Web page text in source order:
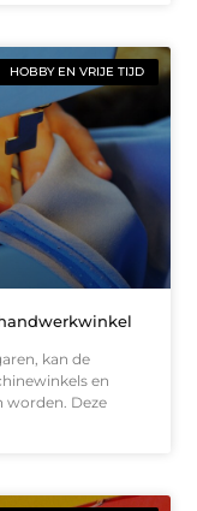
HOBBY EN VRIJE TIJD
kan de
en
worden. Deze